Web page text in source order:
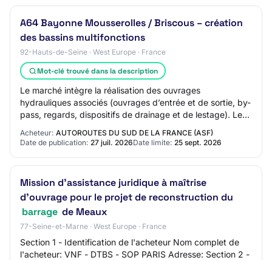
A64 Bayonne Mousserolles / Briscous – création
des bassins multifonctions
92-Hauts-de-Seine · West Europe · France
Mot-clé trouvé dans la description
Le marché intègre la réalisation des ouvrages
hydrauliques associés (ouvrages d’entrée et de sortie, by-
pass, regards, dispositifs de drainage et de lestage). Les
Acheteur: AUTOROUTES DU SUD DE LA FRANCE (ASF)
Date de publication: 27 juil. 2026Date limite: 25 sept. 2026
Mission d’assistance juridique à maîtrise
d’ouvrage pour le projet de reconstruction du
barrage de Meaux
77-Seine-et-Marne · West Europe · France
Section 1 - Identification de l'acheteur Nom complet de
l'acheteur: VNF - DTBS - SOP PARIS Adresse: Section 2 -